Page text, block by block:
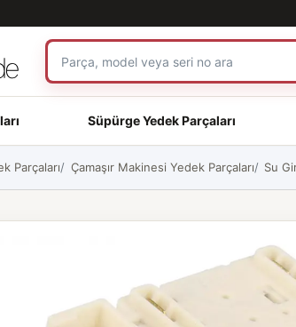
Süpürge Yedek Parçaları
Parçaları Çamaşır Makinesi Yedek Parçaları Su